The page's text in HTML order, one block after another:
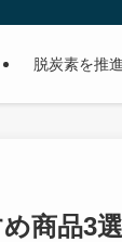
脱炭素を推
商品3